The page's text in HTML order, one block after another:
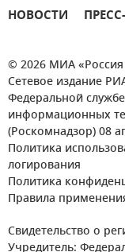
НОВОСТИ
© 2026 МИА «Россия
Сетевое издание
Федеральной
информационных
(Роскомнадзор) 08
Политика
логирования
Политика
Правила
Свидетельство о
Учредитель: